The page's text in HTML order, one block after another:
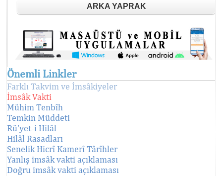
ARKA YAPRAK
Önemli Linkler
Farklı Takvim ve İmsâkiyeler
İmsâk Vakti
Mühim Tenbîh
Temkin Müddeti
Rü'yet-i Hilâl
Hilâl Rasadları
Senelik Hicrî Kamerî Târîhler
Yanlış imsâk vakti açıklaması
Doğru imsâk vakti açıklaması